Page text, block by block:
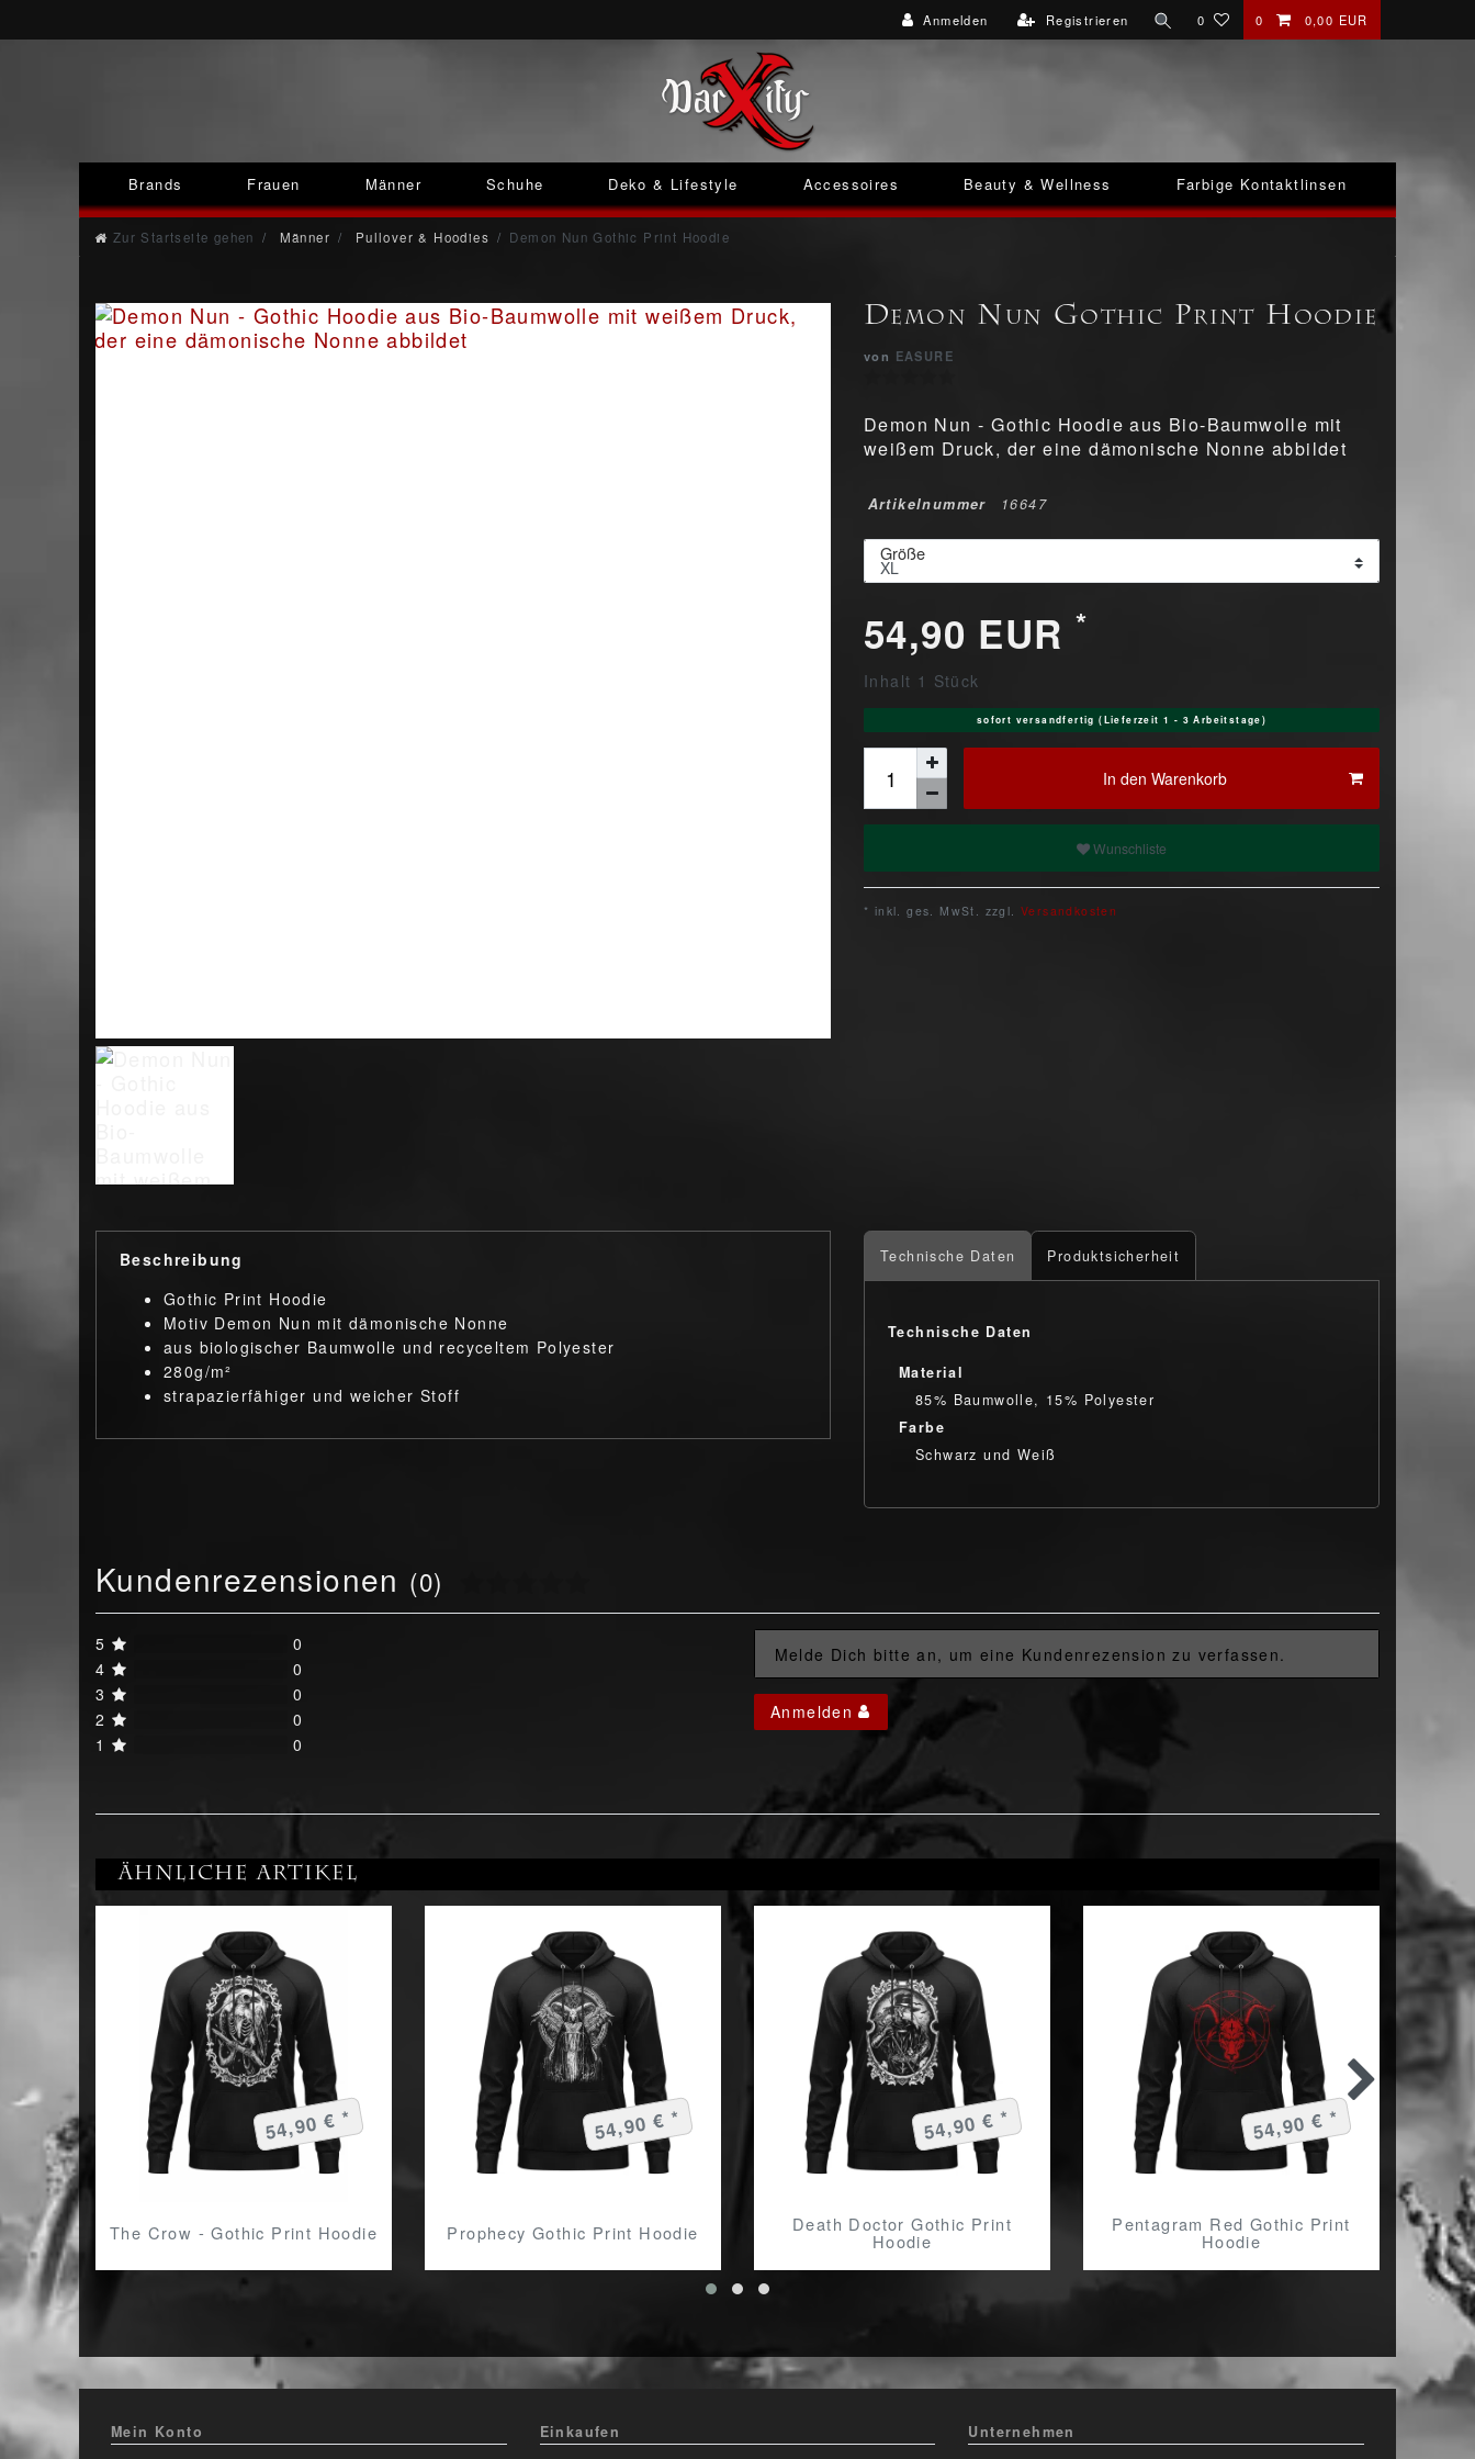
Anmelden Registrieren 0 0 0,00 EUR
Brands Frauen Männer Schuhe Deko & Lifestyle Accessoires Beauty & Wellness Farbige Kontaktlinsen
Zur Startseite gehen Männer Pullover & Hoodies Demon Nun Gothic Print Hoodie
Demon Nun Gothic Print Hoodie
von EASURE
Demon Nun - Gothic Hoodie aus Bio-Baumwolle mit
weißem Druck, der eine dämonische Nonne abbildet
Artikelnummer 16647
Größe
54,90 EUR *
Inhalt 1 Stück
sofort versandfertig (Lieferzeit 1 - 3 Arbeitstage)
In den Warenkorb
Wunschliste
* inkl. ges. MwSt. zzgl. Versandkosten
Beschreibung
Gothic Print Hoodie
Motiv Demon Nun mit dämonische Nonne
aus biologischer Baumwolle und recyceltem Polyester
280g/m²
strapazierfähiger und weicher Stoff
Technische Daten Produktsicherheit
Technische Daten
Material
85% Baumwolle, 15% Polyester
Farbe
Schwarz und Weiß
Kundenrezensionen (0)
5
0
4
0
3
0
2
0
1
0
Melde Dich bitte an, um eine Kundenrezension zu verfassen.
Anmelden
Ähnliche Artikel
The Crow - Gothic Print Hoodie
54,90 € *
Prophecy Gothic Print Hoodie
54,90 € *
Death Doctor Gothic Print
Hoodie
54,90 € *
Pentagram Red Gothic Print
Hoodie
54,90 € *
Mein Konto Einkaufen Unternehmen